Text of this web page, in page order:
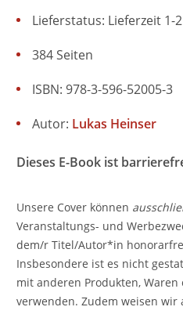
Lieferstatus: Lieferzeit 1-
ISBN: 978-3-596-52005-3
384 Seiten
Autor: Lukas Heinser
Dieses E-Book ist
Unsere Cover können
Veranstaltungs- und
dem/r Titel/Autor*in
Insbesondere ist es nicht
mit anderen Produkten,
verwenden. Zudem weisen